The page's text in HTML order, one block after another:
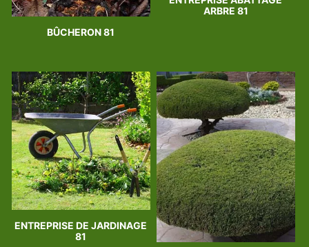
BÛCHERON 81
ARBRE 81
ENTREPRISE DE JARDINAGE
81